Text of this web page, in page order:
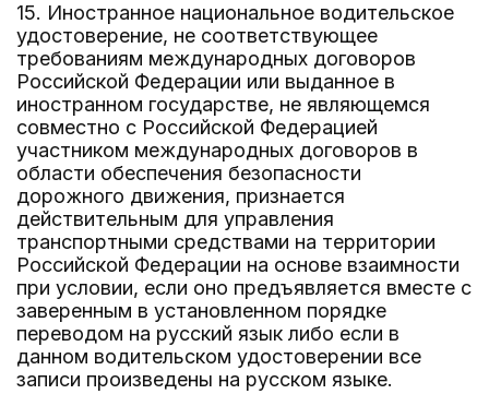
15. Иностранное национальное водительское
удостоверение, не соответствующее
требованиям международных договоров
Российской Федерации или выданное в
иностранном государстве, не являющемся
совместно с Российской Федерацией
участником международных договоров в
области обеспечения безопасности
дорожного движения, признается
действительным для управления
транспортными средствами на территории
Российской Федерации на основе взаимности
при условии, если оно предъявляется вместе с
заверенным в установленном порядке
переводом на русский язык либо если в
данном водительском удостоверении все
записи произведены на русском языке.